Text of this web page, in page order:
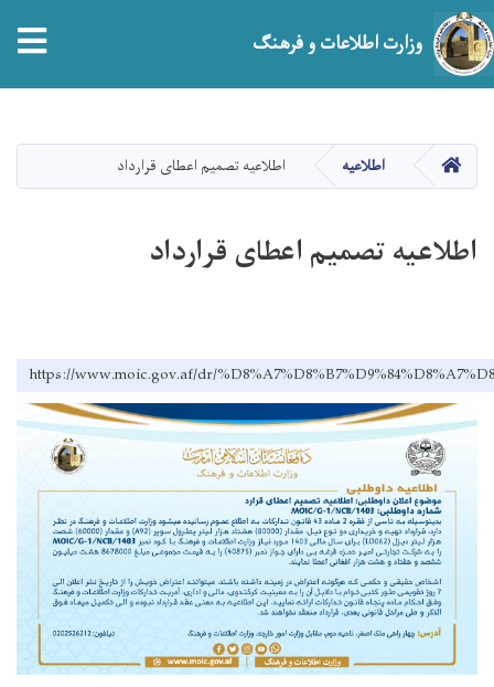
main
content
وزارت اطلاعات و فرهنگ
صفحه اصلیاطلاعیه اطلاعیه تصمیم اعطای قرارداد
اطلاعیه تصمیم اعطای قرارداد
https://www.moic.gov.af/dr/